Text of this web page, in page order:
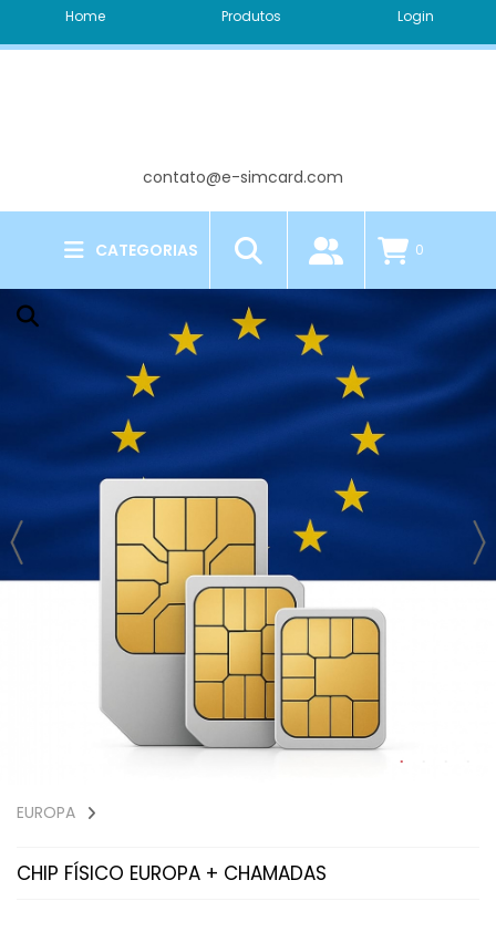
Home Produtos Login
contato@e-simcard.com
CATEGORIAS 0
EUROPA
CHIP FÍSICO EUROPA + CHAMADAS
acabou de comprar!
CHIP FÍSICO EUROPA + CHAMADAS